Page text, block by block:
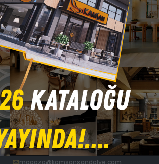
İLETİŞİM
İhracat Satış Müdürü
+90 532 263 67 49
export@kamsansandalye.com
Mağaza İletişim Numarası
+90 530 645 85 49
magaza@kamsansandalye.com